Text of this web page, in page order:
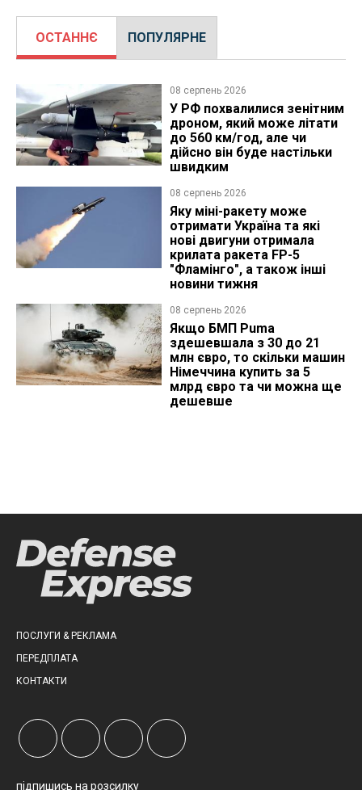
ОСТАННЄ ПОПУЛЯРНЕ
08 серпень 2026
У РФ похвалилися зенітним
дроном, який може літати
до 560 км/год, але чи
дійсно він буде настільки
швидким
08 серпень 2026
Яку міні-ракету може
отримати Україна та які
нові двигуни отримала
крилата ракета FP-5
"Фламінго", а також інші
новини тижня
08 серпень 2026
Якщо БМП Puma
здешевшала з 30 до 21
млн євро, то скільки машин
Німеччина купить за 5
млрд євро та чи можна ще
дешевше
ПОСЛУГИ & РЕКЛАМА
ПЕРЕДПЛАТА
КОНТАКТИ
підпишись на розсилку